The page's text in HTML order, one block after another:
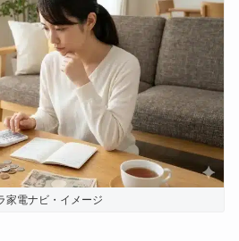
家電ナビ・イメージ